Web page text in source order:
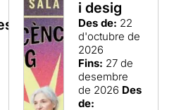
i desig
Des de: 22
d'octubre de
2026
Fins: 27 de
desembre
de 2026 Des
de: